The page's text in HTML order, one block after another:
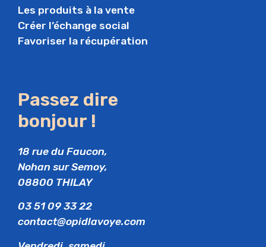
Les produits à la vente
Créer l’échange social
Favoriser la récupération
Passez dire
bonjour !
18 rue du Faucon,
Nohan sur Semoy,
08800 THILAY
03 51 09 33 22
contact@opidlavoye.com